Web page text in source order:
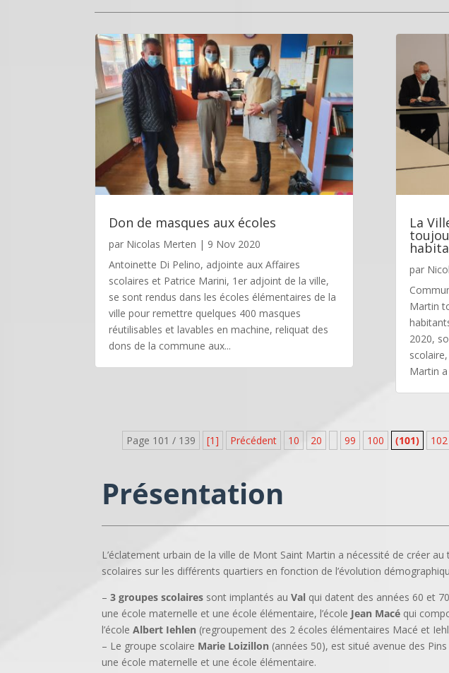
Don de masques aux écoles
par Nicolas Merten | 9 Nov 2020
Antoinette Di Pelino, adjointe aux Affaires
scolaires et Patrice Marini, 1er adjoint de la ville,
se sont rendus dans les écoles élémentaires de la
ville pour remettre quelques 400 masques
réutilisables et lavables en machine, reliquat des
dons de la commune aux...
La
par
Martin
2020,
Martin
Page 101 / 139 [1] Précédent 10 20 99 100 (101) 102
Présentation
L’éclatement urbain de la ville de Mont Saint Martin a nécessité de créer
scolaires sur les différents quartiers en fonction de l’évolution
–3 groupes scolaires sont implantés auVal qui datent des années 60 et
une école maternelle et une école élémentaire, l’école Jean Macé qui
l’écoleAlbert Iehlen (regroupement des 2 écoles élémentaires Macé et
– Le groupe scolaire Marie Loizillon (années 50), est situé avenue des
une école maternelle et une école élémentaire.